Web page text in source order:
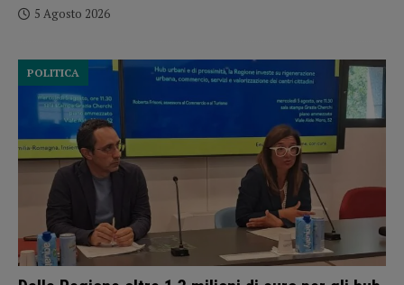
5 Agosto 2026
POLITICA